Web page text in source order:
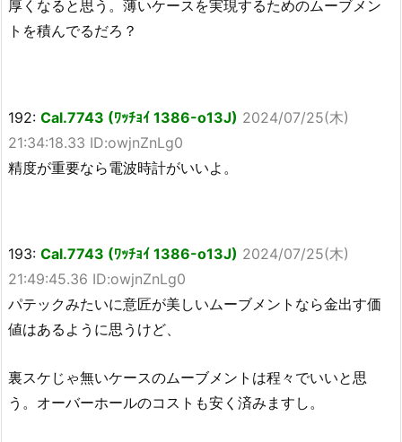
厚くなると思う。薄いケースを実現するためのムーブメン
トを積んでるだろ？
192: Cal.7743 (ﾜｯﾁｮｲ 1386-o13J) 2024/07/25(木)
21:34:18.33 ID:owjnZnLg0
精度が重要なら電波時計がいいよ。
193: Cal.7743 (ﾜｯﾁｮｲ 1386-o13J) 2024/07/25(木)
21:49:45.36 ID:owjnZnLg0
パテックみたいに意匠が美しいムーブメントなら金出す価
値はあるように思うけど、
裏スケじゃ無いケースのムーブメントは程々でいいと思
う。オーバーホールのコストも安く済みますし。